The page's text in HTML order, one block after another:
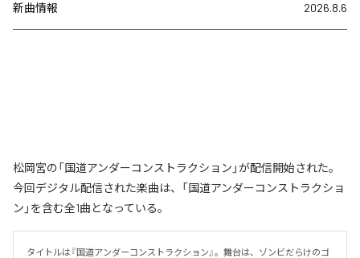
新曲情報 2026.8.6
松岡宮の「国道アンダーコンストラクション」が配信開始された。
今回デジタル配信された楽曲は、「国道アンダーコンストラクショ
ン」を含む全1曲となっている。
タイトルは『国道アンダーコンストラクション』。舞台は、ゾンビだらけのゴ